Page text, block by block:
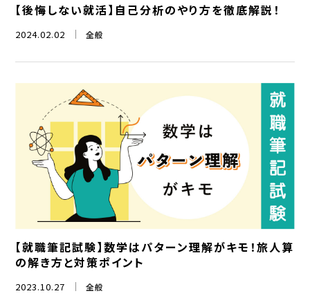
【後悔しない就活】自己分析のやり方を徹底解説！
2024.02.02 全般
【就職筆記試験】数学はパターン理解がキモ！旅人算
の解き方と対策ポイント
2023.10.27 全般